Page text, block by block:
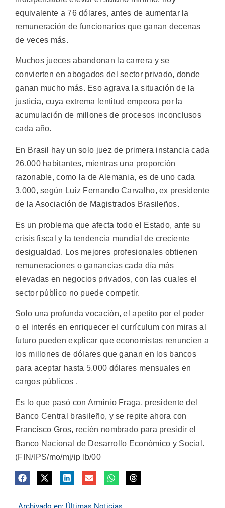
equivalente a 76 dólares, antes de aumentar la
remuneración de funcionarios que ganan decenas
de veces más.
Muchos jueces abandonan la carrera y se
convierten en abogados del sector privado, donde
ganan mucho más. Eso agrava la situación de la
justicia, cuya extrema lentitud empeora por la
acumulación de millones de procesos inconclusos
cada año.
En Brasil hay un solo juez de primera instancia cada
26.000 habitantes, mientras una proporción
razonable, como la de Alemania, es de uno cada
3.000, según Luiz Fernando Carvalho, ex presidente
de la Asociación de Magistrados Brasileños.
Es un problema que afecta todo el Estado, ante su
crisis fiscal y la tendencia mundial de creciente
desigualdad. Los mejores profesionales obtienen
remuneraciones o ganancias cada día más
elevadas en negocios privados, con las cuales el
sector público no puede competir.
Solo una profunda vocación, el apetito por el poder
o el interés en enriquecer el currículum con miras al
futuro pueden explicar que economistas renuncien a
los millones de dólares que ganan en los bancos
para aceptar hasta 5.000 dólares mensuales en
cargos públicos .
Es lo que pasó con Arminio Fraga, presidente del
Banco Central brasileño, y se repite ahora con
Francisco Gros, recién nombrado para presidir el
Banco Nacional de Desarrollo Económico y Social.
(FIN/IPS/mo/mj/ip lb/00